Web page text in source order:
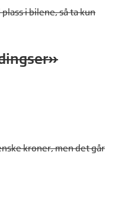
i bilene, så ta kun
kroner, men det går